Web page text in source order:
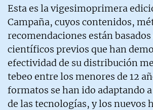
Esta es la vigesimoprimera
Campaña, cuyos contenidos,
recomendaciones están
científicos previos que han
efectividad de su distribución
tebeo entre los menores de 12
formatos se han ido adaptando
de las tecnologías, y los nuevos